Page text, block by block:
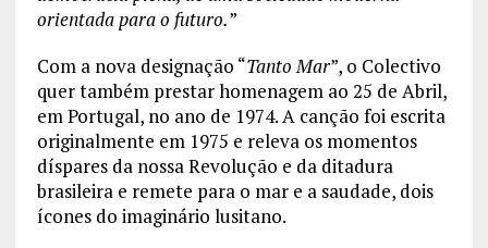
orientada para o futuro.”
Com a nova designação “Tanto Mar”, o Colectivo
quer também prestar homenagem ao 25 de Abril,
em Portugal, no ano de 1974. A canção foi escrita
originalmente em 1975 e releva os momentos
díspares da nossa Revolução e da ditadura
brasileira e remete para o mar e a saudade, dois
ícones do imaginário lusitano.